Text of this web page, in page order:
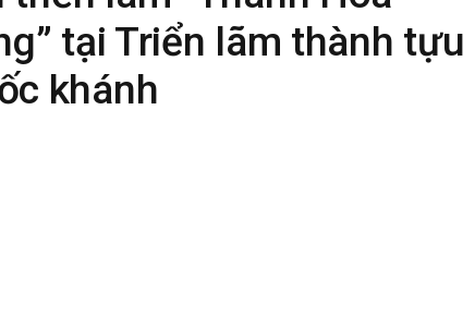
tại Triển lãm thành tựu
khánh